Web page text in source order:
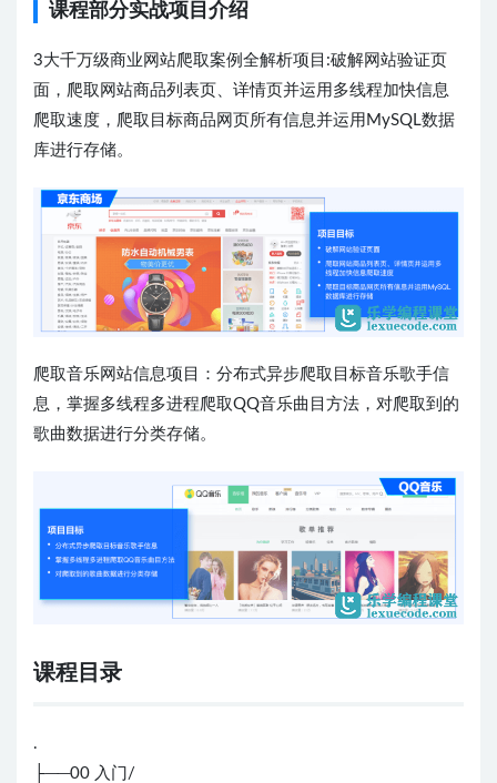
课程部分实战项目介绍
3大千万级商业网站爬取案例全解析项目:破解网站验证页
面，爬取网站商品列表页、详情页并运用多线程加快信息
爬取速度，爬取目标商品网页所有信息并运用MySQL数据
库进行存储。
爬取音乐网站信息项目：分布式异步爬取目标音乐歌手信
息，掌握多线程多进程爬取QQ音乐曲目方法，对爬取到的
歌曲数据进行分类存储。
课程目录
.
├──00 入门/